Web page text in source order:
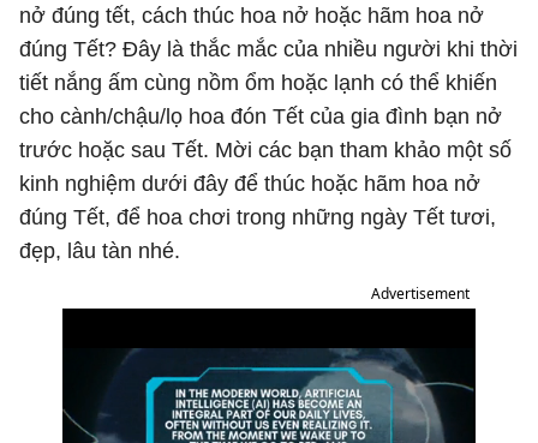
nở đúng tết, cách thúc hoa nở hoặc hãm hoa nở
đúng Tết? Đây là thắc mắc của nhiều người khi thời
tiết nắng ấm cùng nồm ổm hoặc lạnh có thể khiến
cho cành/chậu/lọ hoa đón Tết của gia đình bạn nở
trước hoặc sau Tết. Mời các bạn tham khảo một số
kinh nghiệm dưới đây để thúc hoặc hãm hoa nở
đúng Tết, để hoa chơi trong những ngày Tết tươi,
đẹp, lâu tàn nhé.
Advertisement